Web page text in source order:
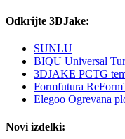
Odkrijte 3DJake:
SUNLU
BIQU Universal
3DJAKE PCTG
Formfutura
Elegoo Ogrevana
Novi izdelki: